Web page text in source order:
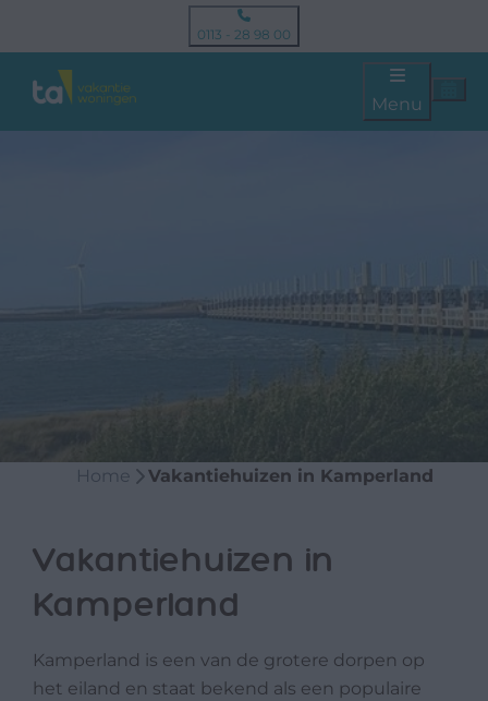
0113 - 28 98 00
Menu
Home Vakantiehuizen in Kamperland
Vakantiehuizen in
Kamperland
Kamperland is een van de grotere dorpen op
het eiland en staat bekend als een populaire